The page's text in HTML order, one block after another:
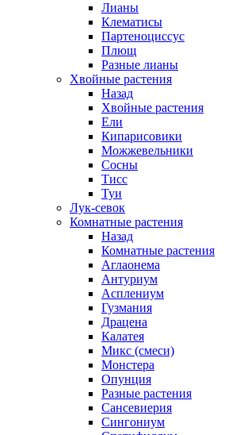
Лианы
Клематисы
Партеноциссус
Плющ
Разные лианы
Хвойные растения
Назад
Хвойные растения
Ели
Кипарисовики
Можжевельники
Сосны
Тисс
Туи
Лук-севок
Комнатные растения
Назад
Комнатные растения
Аглаонема
Антуриум
Асплениум
Гузмания
Драцена
Калатея
Микс (смеси)
Монстера
Опунция
Разные растения
Сансевиерия
Сингониум